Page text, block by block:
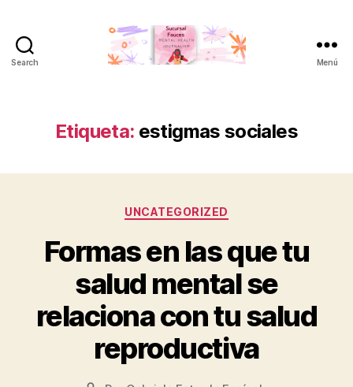
Search Menú
Etiqueta: estigmas sociales
Categorías
UNCATEGORIZED
Formas en las que tu
salud mental se
relaciona con tu salud
reproductiva